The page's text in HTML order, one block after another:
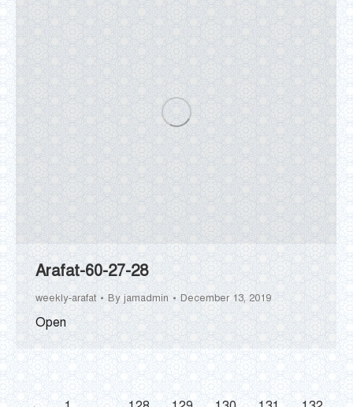
Arafat-60-27-28
weekly-arafat By jamadmin December 13, 2019
Open